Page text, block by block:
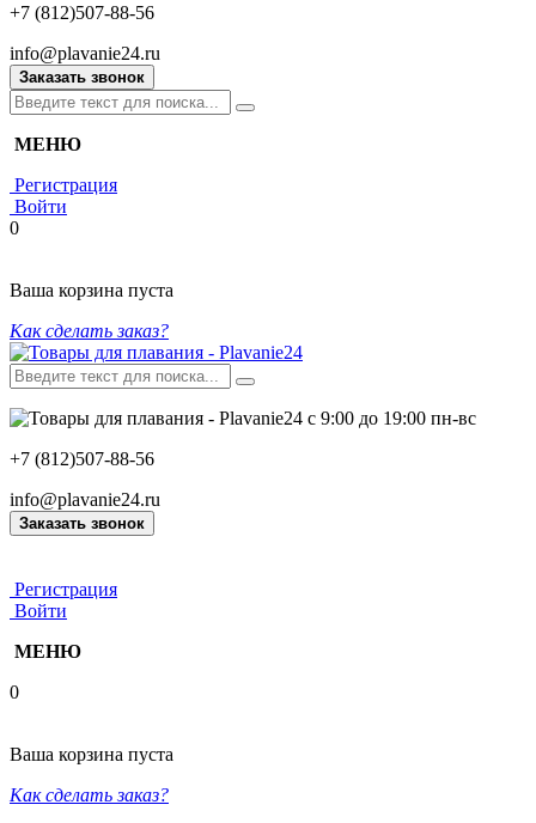
+7 (812)507-88-56
info@plavanie24.ru
Заказать звонок
МЕНЮ
Регистрация
Войти
0
Ваша корзина пуста
Как сделать заказ?
с 9:00 до 19:00 пн-вс
+7 (812)507-88-56
info@plavanie24.ru
Заказать звонок
Регистрация
Войти
МЕНЮ
0
Ваша корзина пуста
Как сделать заказ?